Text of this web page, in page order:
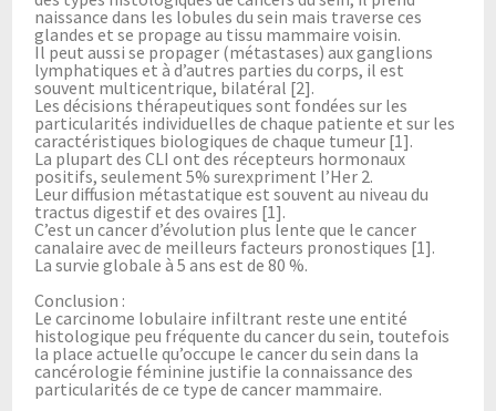
naissance dans les lobules du sein mais traverse ces
glandes et se propage au tissu mammaire voisin.
Il peut aussi se propager (métastases) aux ganglions
lymphatiques et à d’autres parties du corps, il est
souvent multicentrique, bilatéral [2].
Les décisions thérapeutiques sont fondées sur les
particularités individuelles de chaque patiente et sur les
caractéristiques biologiques de chaque tumeur [1].
La plupart des CLI ont des récepteurs hormonaux
positifs, seulement 5% surexpriment l’Her 2.
Leur diffusion métastatique est souvent au niveau du
tractus digestif et des ovaires [1].
C’est un cancer d’évolution plus lente que le cancer
canalaire avec de meilleurs facteurs pronostiques [1].
La survie globale à 5 ans est de 80 %.
Conclusion :
Le carcinome lobulaire infiltrant reste une entité
histologique peu fréquente du cancer du sein, toutefois
la place actuelle qu’occupe le cancer du sein dans la
cancérologie féminine justifie la connaissance des
particularités de ce type de cancer mammaire.